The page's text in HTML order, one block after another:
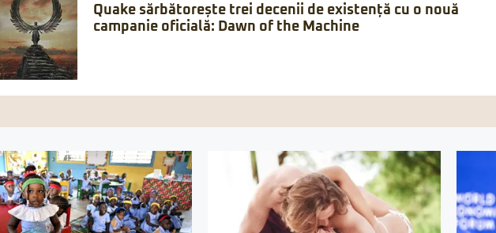
Quake sărbătorește trei decenii de existență cu o nouă
campanie oficială: Dawn of the Machine